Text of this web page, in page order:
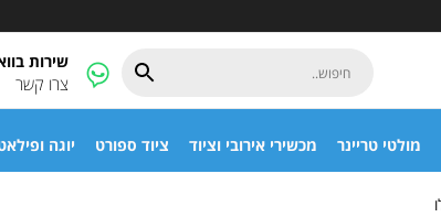
שירות
צרו קשר
מולטי טריינר מכשירי אירובי וציוד ציוד ספורט יוגה